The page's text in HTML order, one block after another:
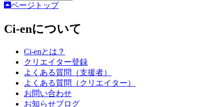
ページトップ
Ci-enについて
Ci-enとは？
クリエイター登録
よくある質問（支援者）
よくある質問（クリエイター）
お問い合わせ
お知らせブログ